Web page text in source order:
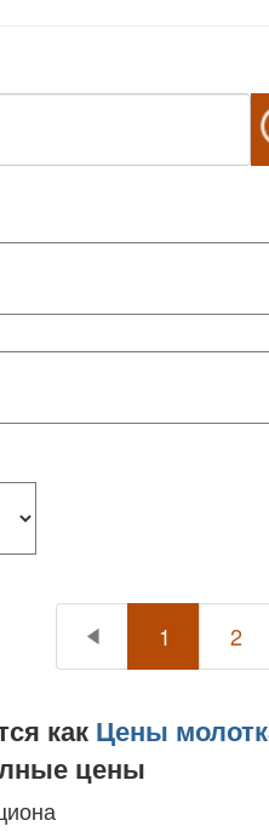
1 2
как Цены
цены